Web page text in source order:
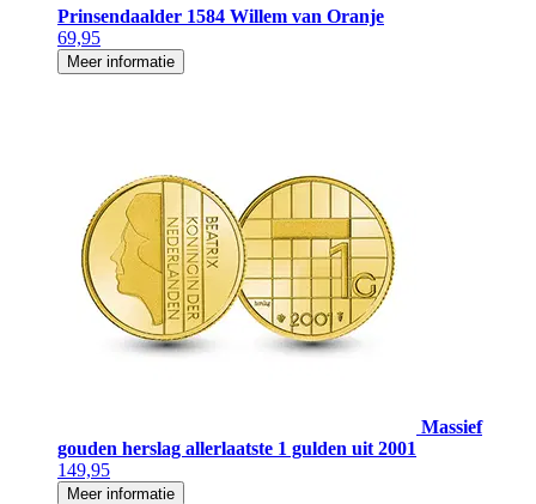
Prinsendaalder 1584 Willem van Oranje
69,95
Meer informatie
Massief
gouden herslag allerlaatste 1 gulden uit 2001
149,95
Meer informatie